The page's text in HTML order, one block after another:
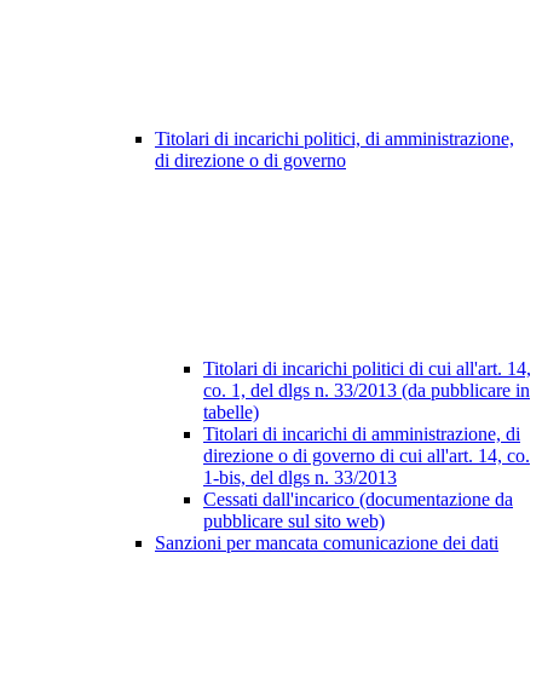
Titolari di incarichi politici, di amministrazione,
di direzione o di governo
Titolari di incarichi politici di cui all'art. 14,
co. 1, del dlgs n. 33/2013 (da pubblicare in
tabelle)
Titolari di incarichi di amministrazione, di
direzione o di governo di cui all'art. 14, co.
1-bis, del dlgs n. 33/2013
Cessati dall'incarico (documentazione da
pubblicare sul sito web)
Sanzioni per mancata comunicazione dei dati